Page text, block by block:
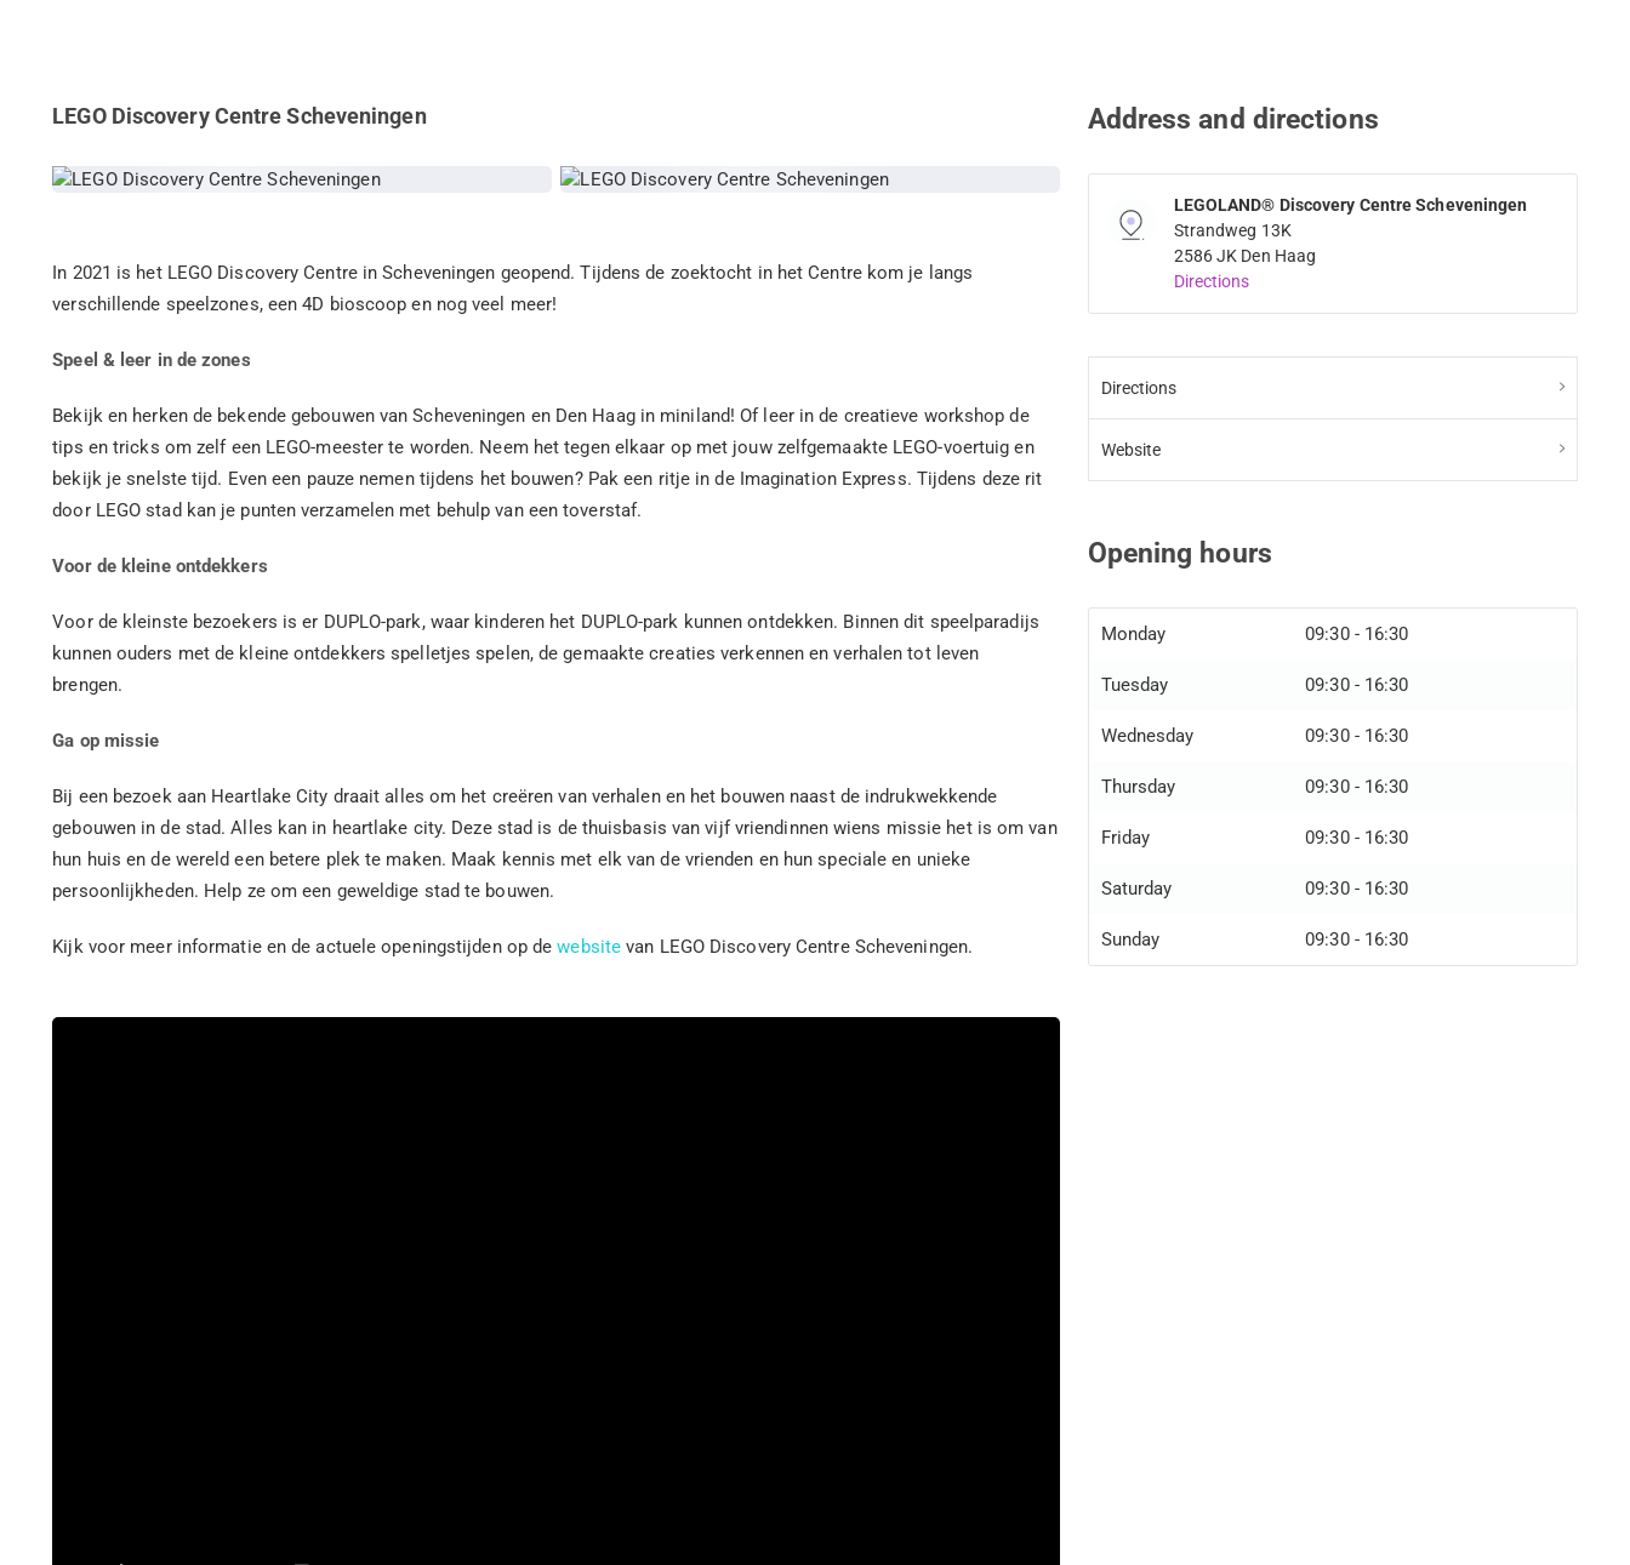
LEGO Discovery Centre Scheveningen
In 2021 is het LEGO Discovery Centre in Scheveningen geopend. Tijdens de zoektocht in het Centre kom je langs
verschillende speelzones, een 4D bioscoop en nog veel meer!
Speel & leer in de zones
Bekijk en herken de bekende gebouwen van Scheveningen en Den Haag in miniland! Of leer in de creatieve workshop de
tips en tricks om zelf een LEGO-meester te worden. Neem het tegen elkaar op met jouw zelfgemaakte LEGO-voertuig en
bekijk je snelste tijd. Even een pauze nemen tijdens het bouwen? Pak een ritje in de Imagination Express. Tijdens deze rit
door LEGO stad kan je punten verzamelen met behulp van een toverstaf.
Voor de kleine ontdekkers
Voor de kleinste bezoekers is er DUPLO-park, waar kinderen het DUPLO-park kunnen ontdekken. Binnen dit speelparadijs
kunnen ouders met de kleine ontdekkers spelletjes spelen, de gemaakte creaties verkennen en verhalen tot leven
brengen.
Ga op missie
Bij een bezoek aan Heartlake City draait alles om het creëren van verhalen en het bouwen naast de indrukwekkende
gebouwen in de stad. Alles kan in heartlake city. Deze stad is de thuisbasis van vijf vriendinnen wiens missie het is om van
hun huis en de wereld een betere plek te maken. Maak kennis met elk van de vrienden en hun speciale en unieke
persoonlijkheden. Help ze om een geweldige stad te bouwen.
Kijk voor meer informatie en de actuele openingstijden op dewebsite van LEGO Discovery Centre Scheveningen.
Address and directions
LEGOLAND® Discovery Centre Scheveningen
Strandweg 13K
2586 JK Den Haag
Directions
Directions
Website
Opening hours
Monday 09:30 - 16:30
Tuesday 09:30 - 16:30
Wednesday 09:30 - 16:30
Thursday 09:30 - 16:30
Friday 09:30 - 16:30
Saturday 09:30 - 16:30
Sunday 09:30 - 16:30